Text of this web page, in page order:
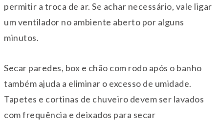
permitir a troca de ar. Se achar necessário, vale ligar
um ventilador no ambiente aberto por alguns
minutos.
Secar paredes, box e chão com rodo após o banho
também ajuda a eliminar o excesso de umidade.
Tapetes e cortinas de chuveiro devem ser lavados
com frequência e deixados para secar